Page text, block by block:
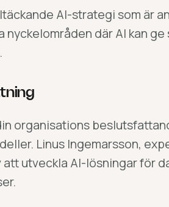
AI-strategi som är
där AI kan
organisations
Linus Ingemarsson,
utveckla AI-lösningar för